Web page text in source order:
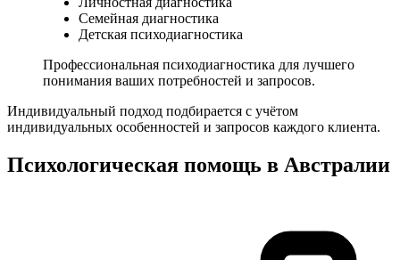
Семейная диагностика
Детская психодиагностика
Профессиональная психодиагностика для лучшего
понимания ваших потребностей и запросов.
Индивидуальный подход подбирается с учётом
индивидуальных особенностей и запросов каждого клиента.
Психологическая помощь в Австралии